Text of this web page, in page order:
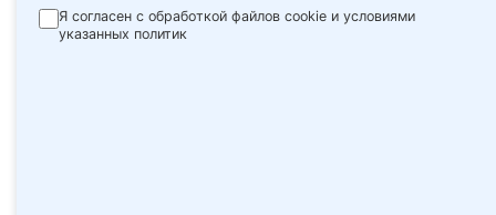
Я согласен с обработкой файлов cookie и условиями
указанных политик